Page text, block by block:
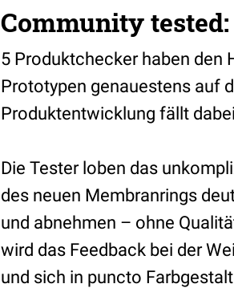
Community
5 Produktchecker haben den
Prototypen genauestens auf
Produktentwicklung fällt
Die Tester loben das
des neuen Membranrings
und abnehmen – ohne
wird das Feedback bei der
und sich in puncto